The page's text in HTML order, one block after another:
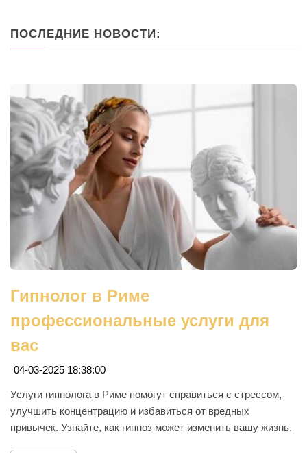
ПОСЛЕДНИЕ НОВОСТИ:
Гипнолог в Риме
профессиональные услуги для
вас
04-03-2025 18:38:00
Услуги гипнолога в Риме помогут справиться с стрессом,
улучшить концентрацию и избавиться от вредных
привычек. Узнайте, как гипноз может изменить вашу жизнь.